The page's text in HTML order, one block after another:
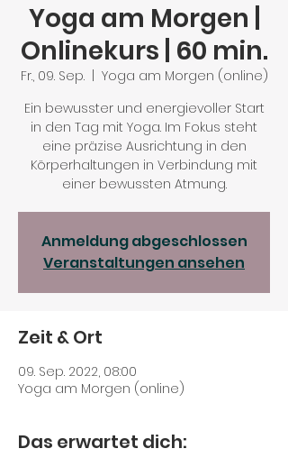
Yoga am Morgen |
Onlinekurs | 60 min.
Fr., 09. Sep.
  |
Yoga am Morgen (online)
Ein bewusster und energievoller Start
in den Tag mit Yoga. Im Fokus steht
eine präzise Ausrichtung in den
Körperhaltungen in Verbindung mit
einer bewussten Atmung.
Anmeldung abgeschlossen
Veranstaltungen ansehen
Zeit & Ort
09. Sep. 2022, 08:00
Yoga am Morgen (online)
Das erwartet dich: